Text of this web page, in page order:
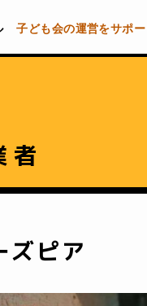
子ども会の運営をサポ
者
ズピア